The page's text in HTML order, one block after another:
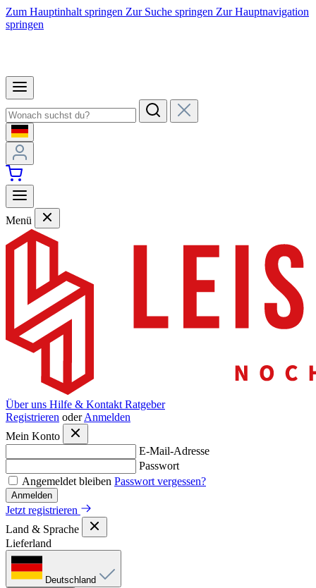
Zum Hauptinhalt springen Zur Suche springen Zur Hauptnavigation
springen
Menü
Über uns Hilfe & Kontakt Ratgeber
Registrieren oder Anmelden
Mein Konto
E-Mail-Adresse
Passwort
Angemeldet bleiben Passwort vergessen?
Anmelden
Jetzt registrieren
Land & Sprache
Lieferland
Deutschland